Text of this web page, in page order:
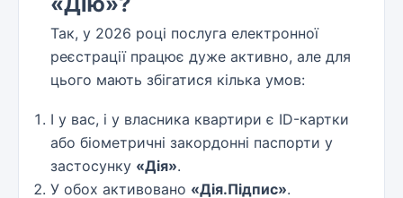
Так, у 2026 році послуга електронної
реєстрації працює дуже активно, але для
цього мають збігатися кілька умов:
І у вас, і у власника квартири є ID-картки
або біометричні закордонні паспорти у
застосунку «Дія».
У обох активовано «Дія.Підпис».